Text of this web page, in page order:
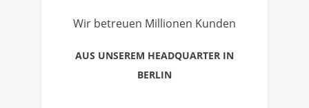
Wir betreuen Millionen Kunden
AUS UNSEREM HEADQUARTER IN
BERLIN